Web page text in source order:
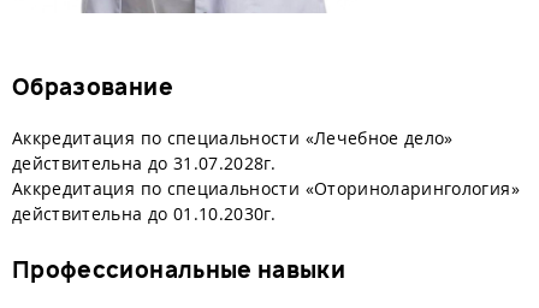
Образование
Аккредитация по специальности «Лечебное дело»
действительна до 31.07.2028г.
Аккредитация по специальности «Оториноларингология»
действительна до 01.10.2030г.
Профессиональные навыки